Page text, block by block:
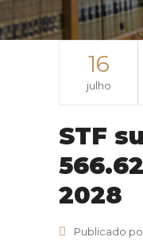
16
julho
STF
2028
Publicado